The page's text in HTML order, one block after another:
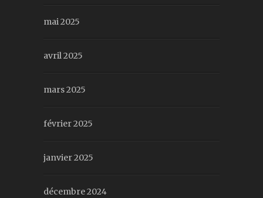
mai 2025
avril 2025
mars 2025
février 2025
janvier 2025
décembre 2024